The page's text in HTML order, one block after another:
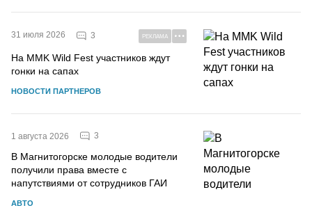
31 июля 2026 3 РЕКЛАМА
На MMK Wild Fest участников ждут
гонки на сапах
НОВОСТИ ПАРТНЕРОВ
1 августа 2026 3
В Магнитогорске молодые водители
получили права вместе с
напутствиями от сотрудников ГАИ
АВТО